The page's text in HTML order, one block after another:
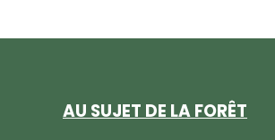
AU SUJET DE LA FORÊT